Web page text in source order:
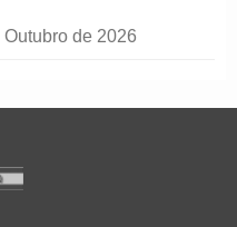
Outubro de 2026